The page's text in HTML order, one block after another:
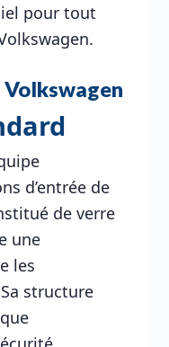
pour tout
Volkswagen
d’entrée de
de verre
une
les
structure